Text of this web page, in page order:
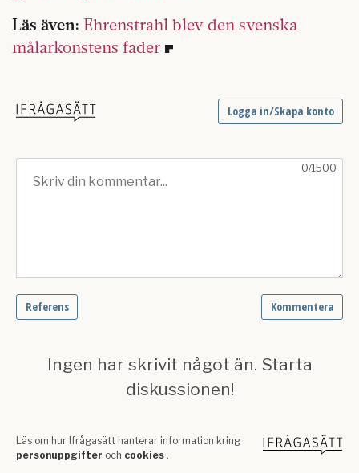
Läs även: Ehrenstrahl blev den svenska
målarkonstens fader